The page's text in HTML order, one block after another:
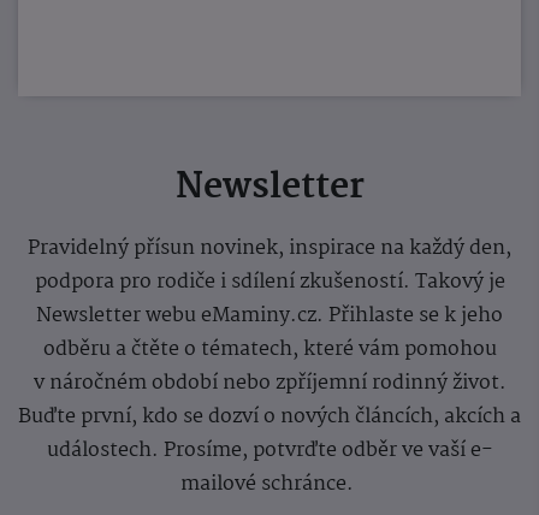
Newsletter
Pravidelný přísun novinek, inspirace na každý den,
podpora pro rodiče i sdílení zkušeností. Takový je
Newsletter webu eMaminy.cz. Přihlaste se k jeho
odběru a čtěte o tématech, které vám pomohou
v náročném období nebo zpříjemní rodinný život.
Buďte první, kdo se dozví o nových článcích, akcích a
událostech. Prosíme, potvrďte odběr ve vaší e-
mailové schránce.